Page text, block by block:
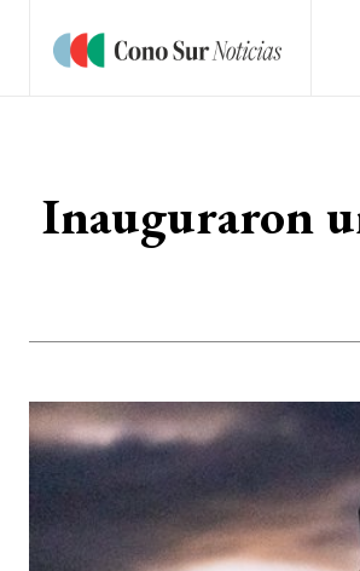
Inauguraron